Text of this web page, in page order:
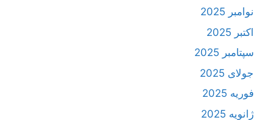
نوامبر 2025
اکتبر 2025
سپتامبر 2025
جولای 2025
فوریه 2025
ژانویه 2025